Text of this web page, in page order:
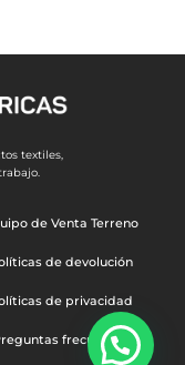
textiles,
de Venta Terreno
de devolución
de privacidad
frecuentes